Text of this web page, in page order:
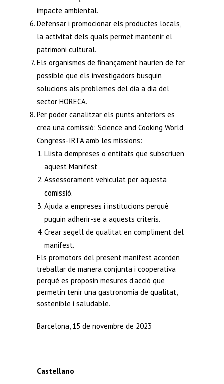
impacte ambiental.
Defensar i promocionar els productes locals,
la activitat dels quals permet mantenir el
patrimoni cultural.
Els organismes de finançament haurien de fer
possible que els investigadors busquin
solucions als problemes del dia a dia del
sector HORECA.
Per poder canalitzar els punts anteriors es
crea una comissió: Science and Cooking World
Congress-IRTA amb les missions:
Llista d’empreses o entitats que subscriuen
aquest Manifest
Assessorament vehiculat per aquesta
comissió.
Ajuda a empreses i institucions perquè
puguin adherir-se a aquests criteris.
Crear segell de qualitat en compliment del
manifest.
Els promotors del present manifest acorden
treballar de manera conjunta i cooperativa
perquè es proposin mesures d’acció que
permetin tenir una gastronomia de qualitat,
sostenible i saludable.
Barcelona, 15 de novembre de 2023
Castellano